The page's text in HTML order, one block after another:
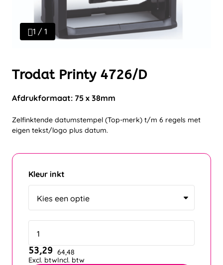
1 / 1
Trodat Printy 4726/D
Afdrukformaat: 75 x 38mm
Zelfinktende datumstempel (Top-merk) t/m 6 regels met
eigen tekst/logo plus datum.
Kleur inkt
53,29
Excl. btw
64,48
Incl. btw